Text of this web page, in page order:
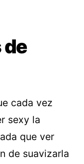
de
cada vez
sexy la
que ver
de suavizarla